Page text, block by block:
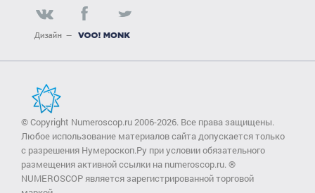
© Copyright Numeroscop.ru 2006-2026. Все права защищены.
Любое использование материалов сайта допускается только
с разрешения Нумероскоп.Ру при условии обязательного
размещения активной ссылки на numeroscop.ru. ®
NUMEROSCOP является зарегистрированной торговой